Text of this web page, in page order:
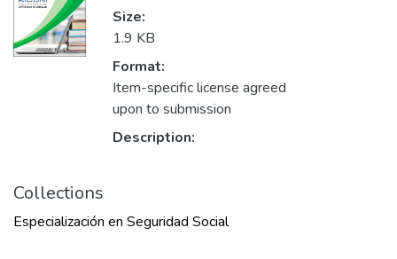
Size:
1.9 KB
Format:
Item-specific license agreed
upon to submission
Description:
Collections
Especialización en Seguridad Social